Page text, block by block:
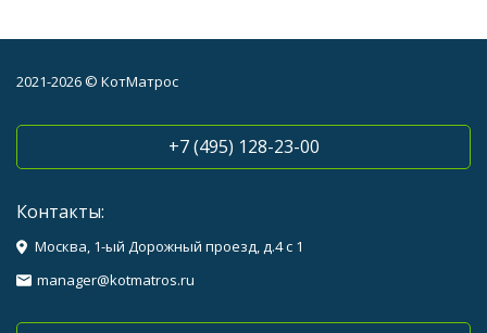
2021-2026 © КотМатрос
+7 (495) 128-23-00
Контакты:
Москва, 1-ый Дорожный проезд, д.4 с 1
manager@kotmatros.ru